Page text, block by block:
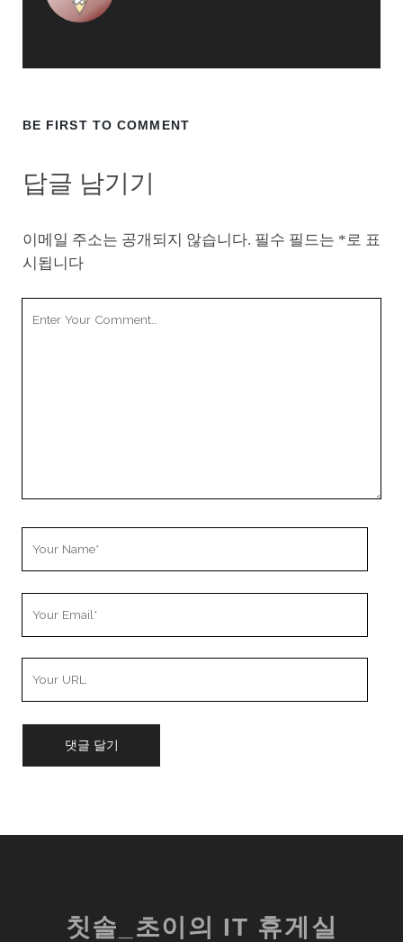
BE FIRST TO COMMENT
답글 남기기
이메일 주소는 공개되지 않습니다. 필수 필드는 *로 표
시됩니다
칫솔_초이의 IT 휴게실